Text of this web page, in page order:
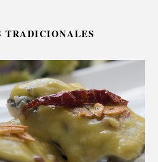
TRADICIONALES